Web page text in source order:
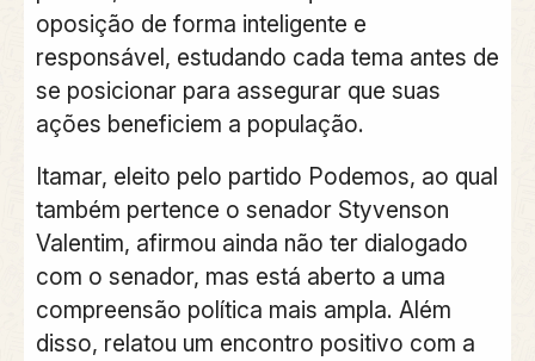
oposição de forma inteligente e
responsável, estudando cada tema antes de
se posicionar para assegurar que suas
ações beneficiem a população.
Itamar, eleito pelo partido Podemos, ao qual
também pertence o senador Styvenson
Valentim, afirmou ainda não ter dialogado
com o senador, mas está aberto a uma
compreensão política mais ampla. Além
disso, relatou um encontro positivo com a